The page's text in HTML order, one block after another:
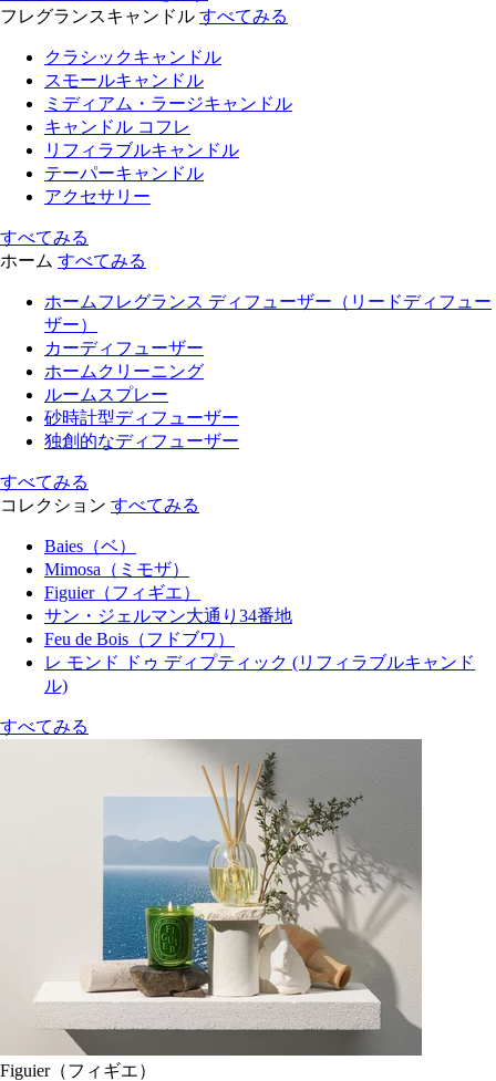
フレグランスキャンドル すべてみる
クラシックキャンドル
スモールキャンドル
ミディアム・ラージキャンドル
キャンドル コフレ
リフィラブルキャンドル
テーパーキャンドル
アクセサリー
すべてみる
ホーム すべてみる
ホームフレグランス ディフューザー（リードディフュー
ザー）
カーディフューザー
ホームクリーニング
ルームスプレー
砂時計型ディフューザー
独創的なディフューザー
すべてみる
コレクション すべてみる
Baies（ベ）
Mimosa（ミモザ）
Figuier（フィギエ）
サン・ジェルマン大通り34番地
Feu de Bois（フドブワ）
レ モンド ドゥ ディプティック (リフィラブルキャンド
ル)
すべてみる
Figuier（フィギエ）